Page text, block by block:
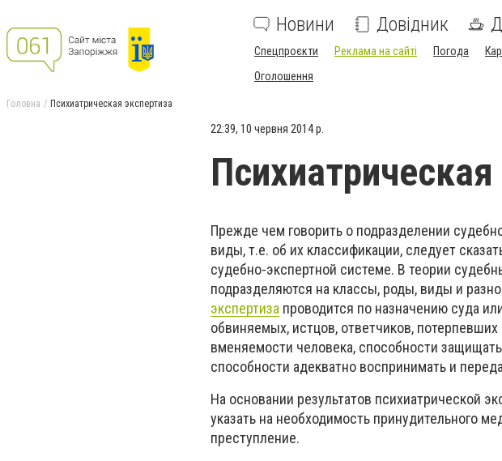
Новини Довідник
Спецпроєкти Реклама на сайті Погода
Оголошення
Головна Психиатрическая экспертиза
22:39, 10 червня 2014 р.
Прежде чем говорить о подразделении
виды, т.е. об их классификации, следует
судебно-экспертной системе. В теории
подразделяются на классы, роды, виды и
экспертиза проводится по назначению суда
обвиняемых, истцов, ответчиков,
вменяемости человека, способности
способности адекватно воспринимать и
На основании результатов психиатрической
указать на необходимость принудительного
преступление.